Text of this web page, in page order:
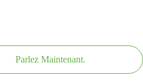
Parlez Maintenant.